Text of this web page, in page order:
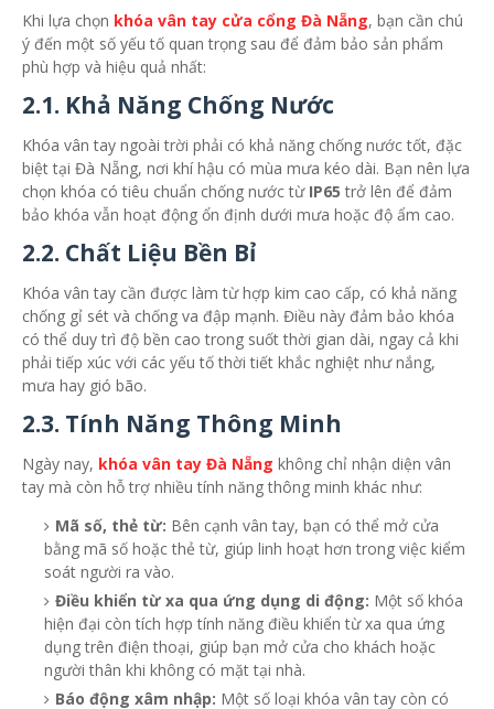
Khi lựa chọn khóa vân tay cửa cổng Đà Nẵng, bạn cần chú
ý đến một số yếu tố quan trọng sau để đảm bảo sản phẩm
phù hợp và hiệu quả nhất:
2.1. Khả Năng Chống Nước
Khóa vân tay ngoài trời phải có khả năng chống nước tốt, đặc
biệt tại Đà Nẵng, nơi khí hậu có mùa mưa kéo dài. Bạn nên lựa
chọn khóa có tiêu chuẩn chống nước từ IP65 trở lên để đảm
bảo khóa vẫn hoạt động ổn định dưới mưa hoặc độ ẩm cao.
2.2. Chất Liệu Bền Bỉ
Khóa vân tay cần được làm từ hợp kim cao cấp, có khả năng
chống gỉ sét và chống va đập mạnh. Điều này đảm bảo khóa
có thể duy trì độ bền cao trong suốt thời gian dài, ngay cả khi
phải tiếp xúc với các yếu tố thời tiết khắc nghiệt như nắng,
mưa hay gió bão.
2.3. Tính Năng Thông Minh
Ngày nay, khóa vân tay Đà Nẵng không chỉ nhận diện vân
tay mà còn hỗ trợ nhiều tính năng thông minh khác như:
Mã số, thẻ từ: Bên cạnh vân tay, bạn có thể mở cửa
bằng mã số hoặc thẻ từ, giúp linh hoạt hơn trong việc kiểm
soát người ra vào.
Điều khiển từ xa qua ứng dụng di động: Một số khóa
hiện đại còn tích hợp tính năng điều khiển từ xa qua ứng
dụng trên điện thoại, giúp bạn mở cửa cho khách hoặc
người thân khi không có mặt tại nhà.
Báo động xâm nhập: Một số loại khóa vân tay còn có